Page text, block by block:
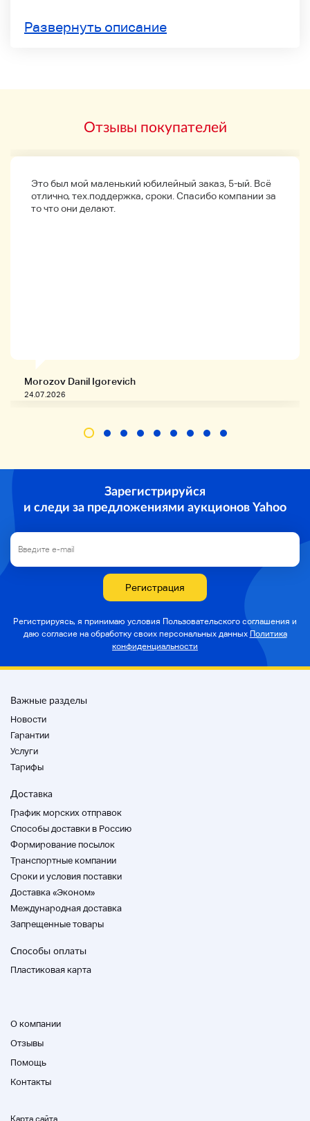
Развернуть описание
Отзывы покупателей
Это был мой маленький юбилейный заказ, 5-ый. Всё
отлично, тех.поддержка, сроки. Спасибо компании за
то что они делают.
Morozov Danil Igorevich
24.07.2026
Зарегистрируйся
и следи за предложениями аукционов Yahoo
Регистрация
Регистрируясь, я принимаю условия Пользовательского соглашения и
даю согласие на обработку своих персональных данных Политика
конфиденциальности
Важные разделы
Новости
Гарантии
Услуги
Тарифы
Доставка
График морских отправок
Способы доставки в Россию
Формирование посылок
Транспортные компании
Cроки и условия поставки
Доставка «Эконом»
Международная доставка
Запрещенные товары
Способы оплаты
Пластиковая карта
О компании
Отзывы
Помощь
Контакты
Карта сайта